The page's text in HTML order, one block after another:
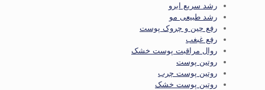
رشد سریع ابرو
رشد طبیعی مو
رفع چین و چروک پوست
رفع غبغب
روال مراقبت پوست خشک
روتین پوست
روتین پوست چرب
روتین پوست خشک